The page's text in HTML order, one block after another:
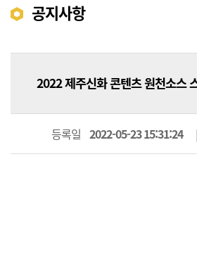
공지사항
2022 제주신화 콘텐츠 원천소스
등록일 2022-05-23 15:31:24